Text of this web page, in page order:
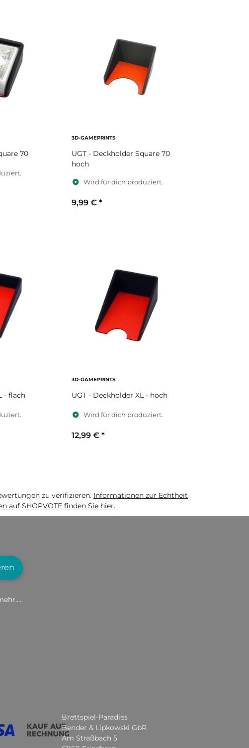
70
3D-GAMEPRINTS
UGT - Deckholder Square 70
hoch
Wird für dich produziert.
9,99 € *
- flach
3D-GAMEPRINTS
UGT - Deckholder XL - hoch
Wird für dich produziert.
12,99 € *
zu verifizieren. Informationen zur Echtheit
auf SHOPVOTE finden Sie hier.
Brettspiel-Paradies
Bender & Lipkowski GbR
Am Straßbach 5